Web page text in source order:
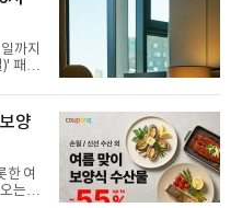
진 일
센터
관련
측은
대
화
까지
패키
를 시
만 호
지만
험
이그
스 패
스를
양
한 여
는